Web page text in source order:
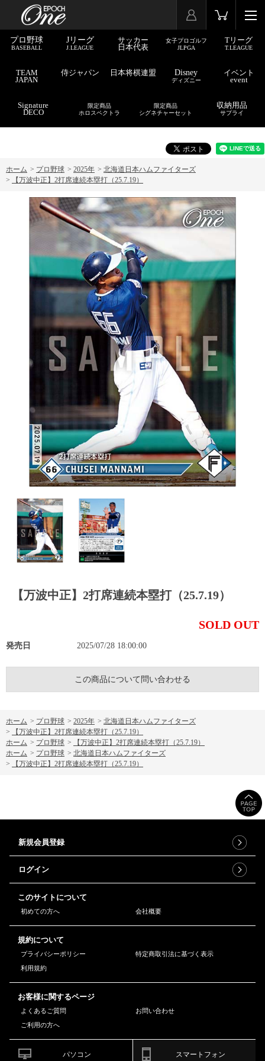
プロ野球
BASEBALL
Jリーグ
J.LEAGUE
サッカー
日本代表
女子プロゴルフ
JLPGA
Tリーグ
T.LEAGUE
TEAM
JAPAN
侍ジャパン 日本将棋連盟 Disney
ディズニー
イベント
event
Signature
DECO
限定商品
ホロスペクトラ
限定商品
シグネチャーセット
収納用品
サプライ
ホーム > プロ野球 > 2025年 > 北海道日本ハムファイターズ
>
【万波中正】2打席連続本塁打（25.7.19）
【万波中正】2打席連続本塁打（25.7.19）
SOLD OUT
発売日 2025/07/28 18:00:00
この商品について問い合わせる
ホーム > プロ野球 > 2025年 > 北海道日本ハムファイターズ
>
【万波中正】2打席連続本塁打（25.7.19）
ホーム > プロ野球 >
【万波中正】2打席連続本塁打（25.7.19）
ホーム > プロ野球 > 北海道日本ハムファイターズ
>
【万波中正】2打席連続本塁打（25.7.19）
新規会員登録
ログイン
このサイトについて
初めての方へ 会社概要
規約について
プライバシーポリシー
特定商取引法に基づく表示
利用規約
お客様に関するページ
よくあるご質問
お問い合わせ
ご利用の方へ
パソコン スマートフォン